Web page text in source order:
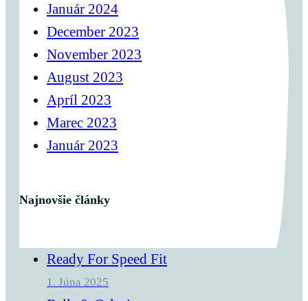
Január 2024
December 2023
November 2023
August 2023
Apríl 2023
Marec 2023
Január 2023
Najnovšie články
Ready For Speed Fit
1. Júna 2025